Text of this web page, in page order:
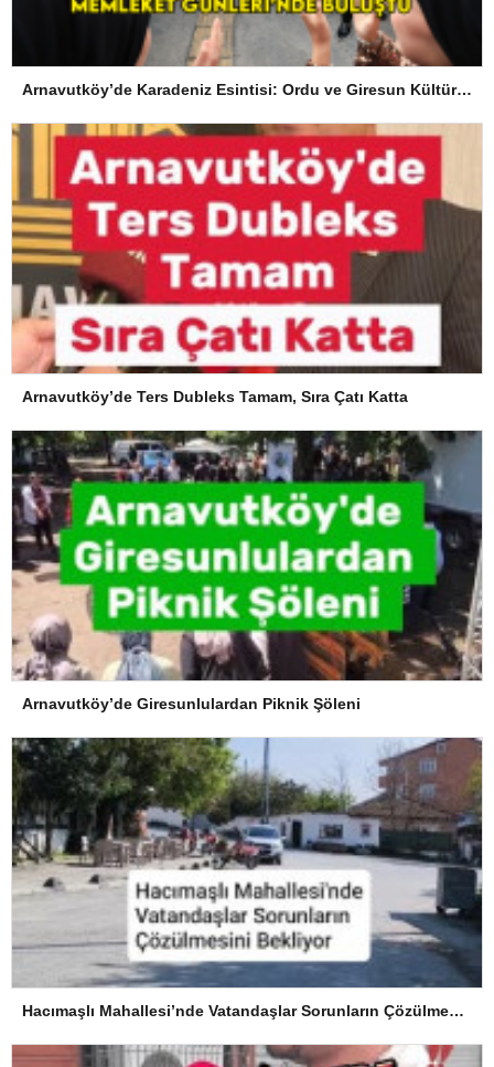
Arnavutköy’de Karadeniz Esintisi: Ordu ve Giresun Kültürü Memleket Günleri’nde Buluştu
Arnavutköy’de Ters Dubleks Tamam, Sıra Çatı Katta
Arnavutköy’de Giresunlulardan Piknik Şöleni
Hacımaşlı Mahallesi’nde Vatandaşlar Sorunların Çözülmesini Bekliyor